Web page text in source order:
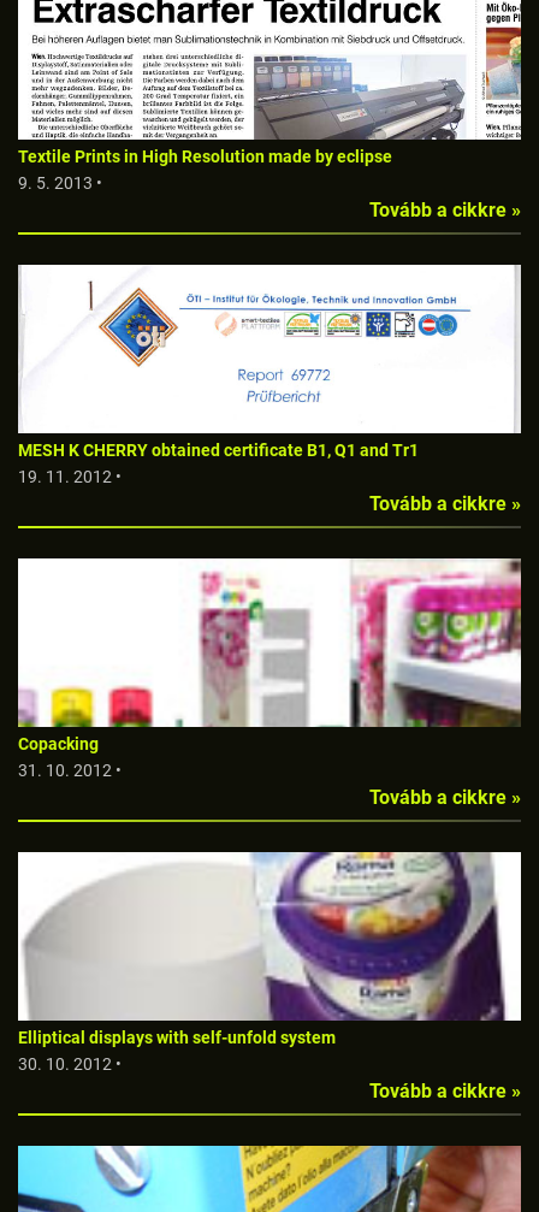
Textile Prints in High Resolution made by eclipse
9. 5. 2013 •
Tovább a cikkre »
MESH K CHERRY obtained certificate B1, Q1 and Tr1
19. 11. 2012 •
Tovább a cikkre »
Copacking
31. 10. 2012 •
Tovább a cikkre »
Elliptical displays with self-unfold system
30. 10. 2012 •
Tovább a cikkre »